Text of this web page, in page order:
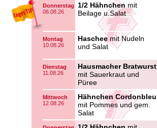
Donnerstag
06.08.26
1/2 Hähnchen mit
Beilage u.Salat
Montag
10.08.26
Haschee mit Nudeln
und Salat
Dienstag
11.08.26
Hausmacher Bratwurst
mit Sauerkraut und
Püree
Mittwoch
12.08.26
Hähnchen Cordonbleu
mit Pommes und gem.
Salat